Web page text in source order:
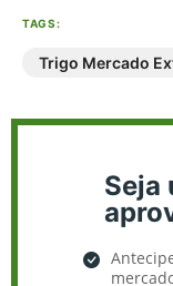
TAGS:
Trigo Mercado
Seja